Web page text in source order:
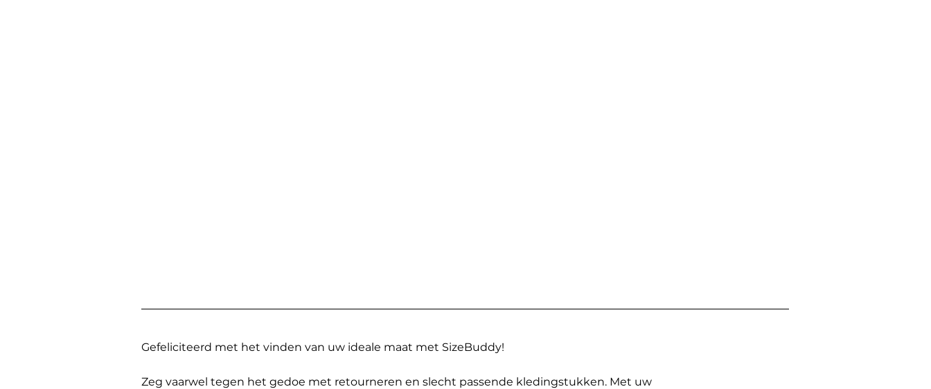
Gefeliciteerd met het vinden van uw ideale maat met SizeBuddy!
Zeg vaarwel tegen het gedoe met retourneren en slecht passende kledingstukken. Met uw